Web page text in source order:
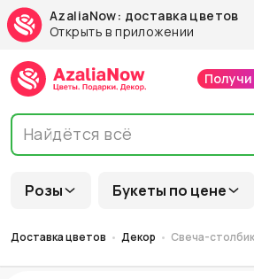
AzaliaNow: доставка цветов
Открыть в приложении
Розы Букеты по цене
Получи
Доставка цветов Декор Свеча-